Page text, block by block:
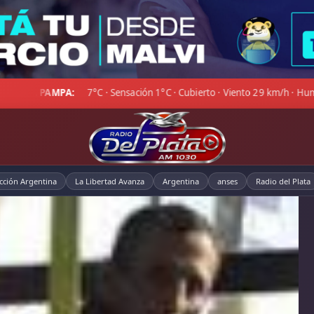
· Mayormente despejado · Viento 15 km/h · Hum. 91% ◆
Argentina La Libertad Avanza Argentina anses Radio del Plata